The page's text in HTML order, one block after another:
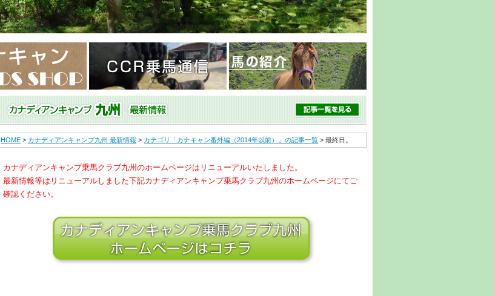
HOME > カナディアンキャンプ九州 最新情報 > カテゴリ「カナキャン番外編（2014年以前）」の記事一覧 > 最終日。
カナディアンキャンプ乗馬クラブ九州のホームページはリニューアルいたしました。
最新情報等はリニューアルしました下記カナディアンキャンプ乗馬クラブ九州のホームページにてご
確認ください。